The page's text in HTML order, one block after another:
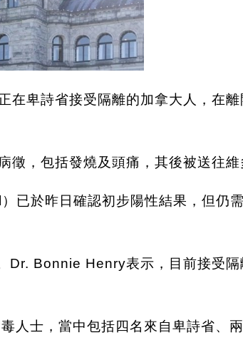
卑詩省接受隔離的加拿大人，在
，包括發燒及頭痛，其後被送往維
於昨日確認初步陽性結果，但仍
Dr. Bonnie Henry表示，目前接受
人士，當中包括四名來自卑詩省、